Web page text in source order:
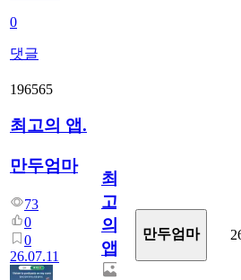
0
댓글
196565
최고의 앱.
만두엄마
73
0
0
26.07.11
최
고
의
앱.
만두엄마